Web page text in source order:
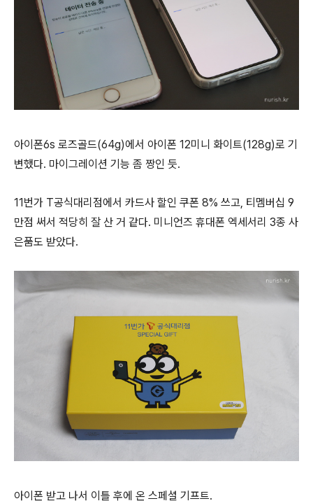
아이폰6s 로즈골드(64g)에서 아이폰 12미니 화이트(128g)로 기
변했다. 마이그레이션 기능 좀 짱인 듯.
11번가 T공식대리점에서 카드사 할인 쿠폰 8% 쓰고, 티멤버십 9
만점 써서 적당히 잘 산 거 같다. 미니언즈 휴대폰 엑세서리 3종 사
은품도 받았다.
아이폰 받고 나서 이틀 후에 온 스페셜 기프트.